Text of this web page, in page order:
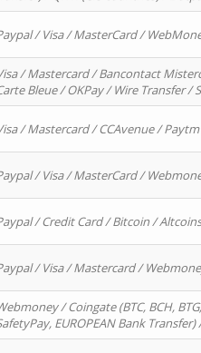
/ Visa / MasterCard /
/ Mastercard / Bancontact
Bleue / OKPay / Wire Transfer
/ Mastercard / CCAvenue /
/ Visa / MasterCard /
/ Credit Card / Bitcoin / Altcoins
/ Visa / Mastercard /
/ Coingate (BTC, BCH,
EUROPEAN Bank